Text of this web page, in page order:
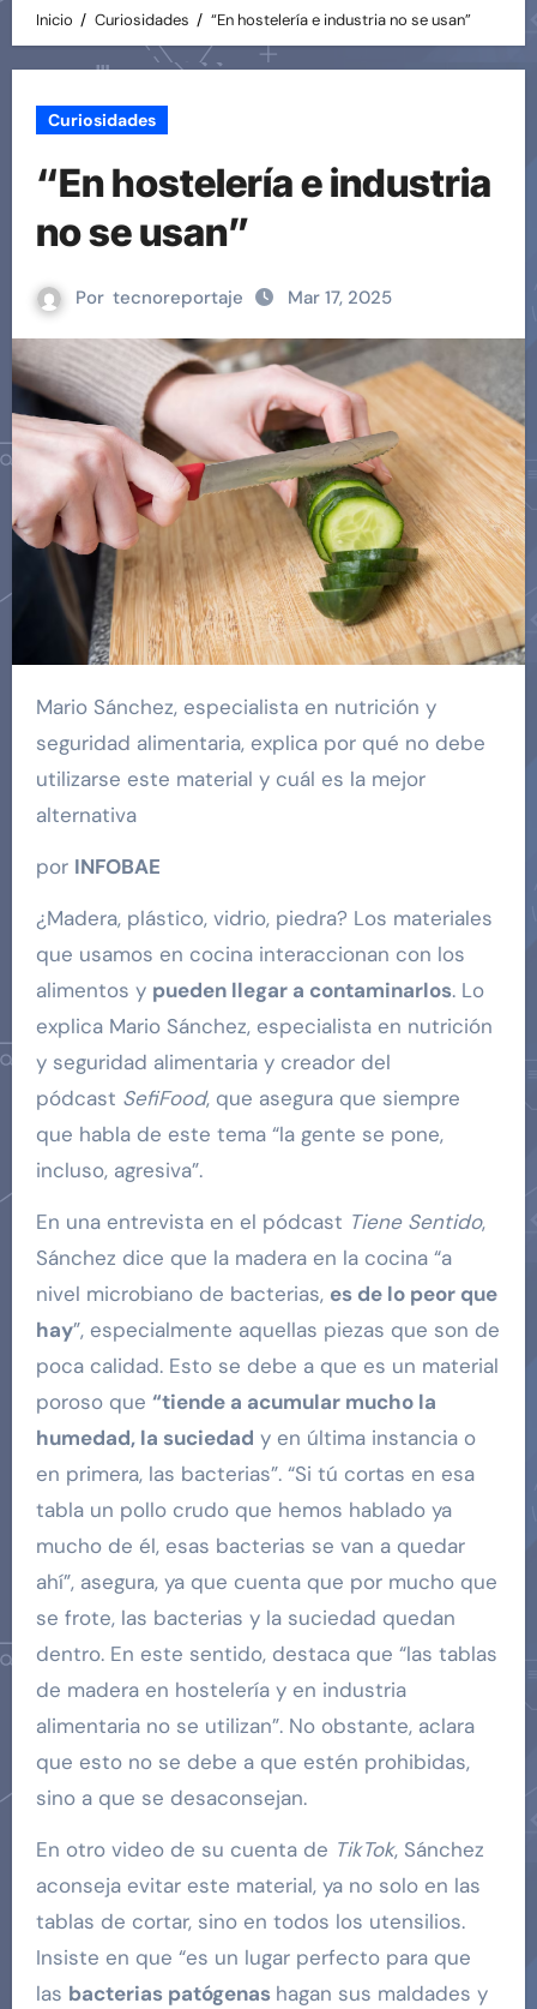
Inicio Curiosidades “En hostelería e industria no se usan”
Curiosidades
“En hostelería e industria
no se usan”
Por tecnoreportaje Mar 17, 2025
Mario Sánchez, especialista en nutrición y
seguridad alimentaria, explica por qué no debe
utilizarse este material y cuál es la mejor
alternativa
por INFOBAE
¿Madera, plástico, vidrio, piedra? Los materiales
que usamos en cocina interaccionan con los
alimentos y pueden llegar a contaminarlos. Lo
explica Mario Sánchez, especialista en nutrición
y seguridad alimentaria y creador del
pódcast SefiFood, que asegura que siempre
que habla de este tema “la gente se pone,
incluso, agresiva”.
En una entrevista en el pódcast Tiene Sentido,
Sánchez dice que la madera en la cocina “a
nivel microbiano de bacterias, es de lo peor que
hay”, especialmente aquellas piezas que son de
poca calidad. Esto se debe a que es un material
poroso que “tiende a acumular mucho la
humedad, la suciedad y en última instancia o
en primera, las bacterias”. “Si tú cortas en esa
tabla un pollo crudo que hemos hablado ya
mucho de él, esas bacterias se van a quedar
ahí”, asegura, ya que cuenta que por mucho que
se frote, las bacterias y la suciedad quedan
dentro. En este sentido, destaca que “las tablas
de madera en hostelería y en industria
alimentaria no se utilizan”. No obstante, aclara
que esto no se debe a que estén prohibidas,
sino a que se desaconsejan.
En otro video de su cuenta de TikTok, Sánchez
aconseja evitar este material, ya no solo en las
tablas de cortar, sino en todos los utensilios.
Insiste en que “es un lugar perfecto para que
las bacterias patógenas hagan sus maldades y